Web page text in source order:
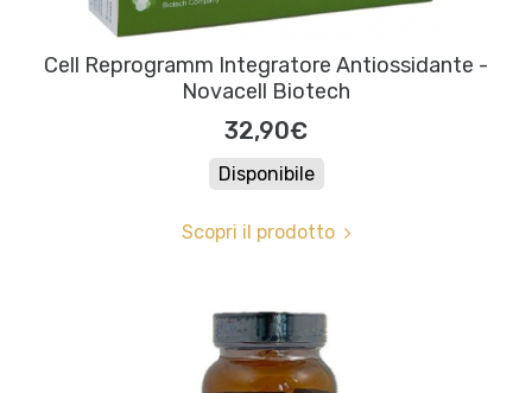
Cell Reprogramm Integratore Antiossidante -
Novacell Biotech
32,90€
Disponibile
Scopri il prodotto